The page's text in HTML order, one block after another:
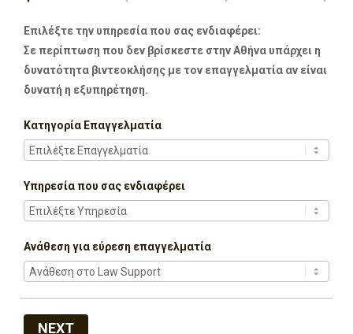
Επιλέξτε την υπηρεσία που σας ενδιαφέρει:
Σε περίπτωση που δεν βρίσκεστε στην Αθήνα υπάρχει η
δυνατότητα βιντεοκλήσης με τον επαγγελματία αν είναι
δυνατή η εξυπηρέτηση.
Κατηγορία Επαγγελματία
Υπηρεσία που σας ενδιαφέρει
Ανάθεση για εύρεση επαγγελματία
NEXT